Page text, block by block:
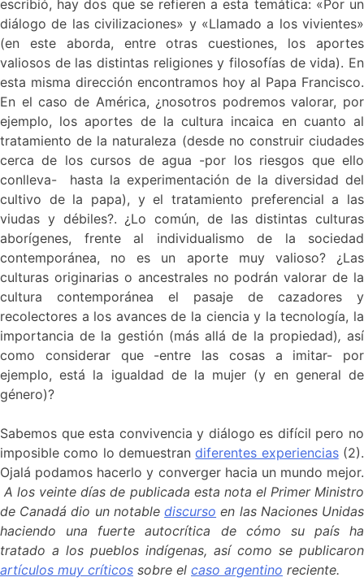
escribió, hay dos que se refieren a esta temática: «Por un
diálogo de las civilizaciones» y «Llamado a los vivientes»
(en este aborda, entre otras cuestiones, los aportes
valiosos de las distintas religiones y filosofías de vida). En
esta misma dirección encontramos hoy al Papa Francisco.
En el caso de América, ¿nosotros podremos valorar, por
ejemplo, los aportes de la cultura incaica en cuanto al
tratamiento de la naturaleza (desde no construir ciudades
cerca de los cursos de agua -por los riesgos que ello
conlleva- hasta la experimentación de la diversidad del
cultivo de la papa), y el tratamiento preferencial a las
viudas y débiles?. ¿Lo común, de las distintas culturas
aborígenes, frente al individualismo de la sociedad
contemporánea, no es un aporte muy valioso? ¿Las
culturas originarias o ancestrales no podrán valorar de la
cultura contemporánea el pasaje de cazadores y
recolectores a los avances de la ciencia y la tecnología, la
importancia de la gestión (más allá de la propiedad),así
como considerar que -entre las cosas a imitar- por
ejemplo, está la igualdad de la mujer (y en general de
género)?
Sabemos que esta convivencia y diálogo es difícil pero no
imposible como lo demuestrandiferentes experiencias(2).
Ojalá podamos hacerlo y converger hacia un mundo mejor.
A los veinte días de publicada esta nota el Primer Ministro
de Canadá dio un notablediscurso en las Naciones Unidas
haciendo una fuerte autocrítica de cómo su país ha
tratado a los pueblos indígenas, así como se publicaron
artículos muy críticos sobre el caso argentino reciente.